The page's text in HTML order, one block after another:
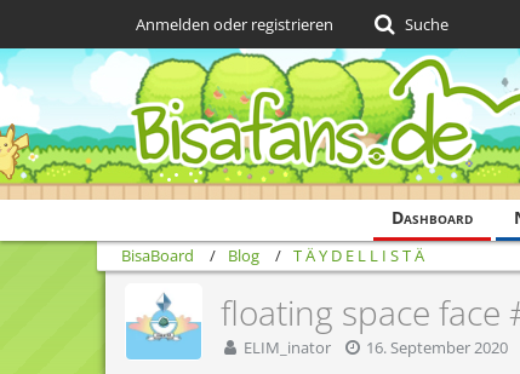
Dashboard
Anmelden oder registrieren Suche
BisaBoard Blog T Ä Y D E L L I S T Ä
floating space face
ELIM_inator 16. September 2020